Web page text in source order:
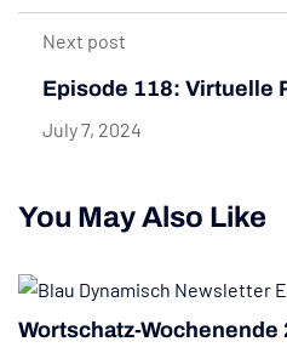
Next post
Episode 118: Virtuelle
July 7, 2024
You May Also Like
Wortschatz-Wochenende